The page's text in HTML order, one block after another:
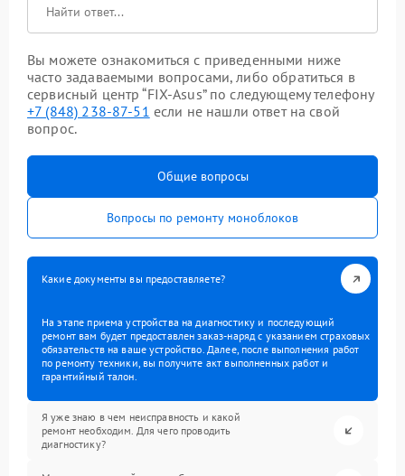
Вы можете ознакомиться с приведенными ниже
часто задаваемыми вопросами, либо обратиться в
сервисный центр “FIX-Asus” по следующему телефону
+7 (848) 238-87-51 если не нашли ответ на свой
вопрос.
Общие вопросы
Вопросы по ремонту моноблоков
Какие документы вы предоставляете?
На этапе приема устройства на диагностику и последующий
ремонт вам будет предоставлен заказ-наряд с указанием страховых
обязательств на ваше устройство. Далее, после выполнения работ
по ремонту техники, вы получите акт выполненных работ и
гарантийный талон.
Я уже знаю в чем неисправность и какой
ремонт необходим. Для чего проводить
диагностику?